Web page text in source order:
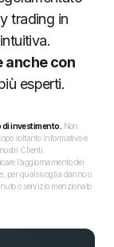
trading in
anche con
esperti.
di investimento. Non
soltanto informativo e
Clienti.
l’aggiornamento dei
per qualsivoglia danno o
o servizio menzionato